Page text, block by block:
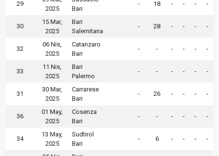
29
2025
Bari
- 18 - - - -
30
15 Mar,
2025
Bari
Salernitana
- 28 - - - -
32
06 Nis,
2025
Catanzaro
Bari
- - - - - -
33
11 Nis,
2025
Bari
Palermo
- - - - - -
31
30 Mar,
2025
Carrarese
Bari
- 26 - - - -
36
01 May,
2025
Cosenza
Bari
- - - - - -
34
13 May,
2025
Sudtirol
Bari
- 6 - - - -